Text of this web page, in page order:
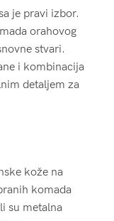
je pravi izbor.
orahovog
stvari.
i kombinacija
detaljem za
kože na
komada
su metalna